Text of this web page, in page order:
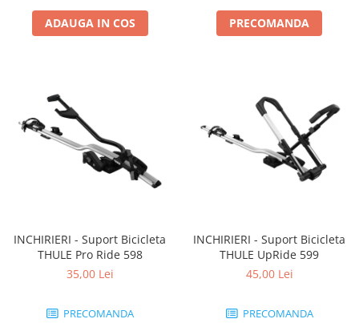
ADAUGA IN COS PRECOMANDA
INCHIRIERI - Suport Bicicleta
THULE Pro Ride 598
35,00 Lei
PRECOMANDA
INCHIRIERI - Suport Bicicleta
THULE UpRide 599
45,00 Lei
PRECOMANDA